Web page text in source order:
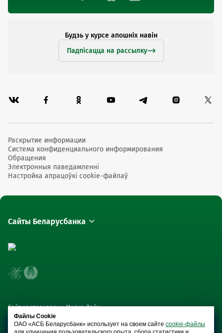
Будзь у курсе апошніх навін
Падпісацца на рассылку
Раскрытие информации
Система конфиденциального информирования
Обращения
Электронныя паведамленні
Настройка апрацоўкі cookie-файлаў
Сайты Беларусбанка
Сайт распрацаваны Медиа Лайн
Файлы Cookie
ОАО «АСБ Беларусбанк» использует на своем сайте cookie-файлы